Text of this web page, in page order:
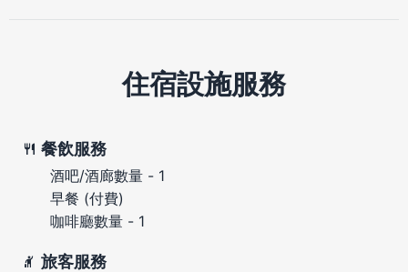
住宿設施服務
餐飲服務
酒吧/酒廊數量 - 1
早餐 (付費)
咖啡廳數量 - 1
旅客服務